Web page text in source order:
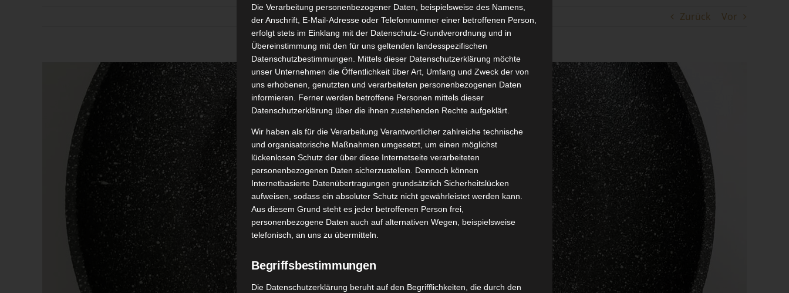
Zurück Vor
Die Verarbeitung personenbezogener Daten, beispielsweise des Namens,
der Anschrift, E-Mail-Adresse oder Telefonnummer einer betroffenen Person,
erfolgt stets im Einklang mit der Datenschutz-Grundverordnung und in
Übereinstimmung mit den für uns geltenden landesspezifischen
Datenschutzbestimmungen. Mittels dieser Datenschutzerklärung möchte
unser Unternehmen die Öffentlichkeit über Art, Umfang und Zweck der von
uns erhobenen, genutzten und verarbeiteten personenbezogenen Daten
informieren. Ferner werden betroffene Personen mittels dieser
Datenschutzerklärung über die ihnen zustehenden Rechte aufgeklärt.
Wir haben als für die Verarbeitung Verantwortlicher zahlreiche technische
und organisatorische Maßnahmen umgesetzt, um einen möglichst
lückenlosen Schutz der über diese Internetseite verarbeiteten
personenbezogenen Daten sicherzustellen. Dennoch können
Internetbasierte Datenübertragungen grundsätzlich Sicherheitslücken
aufweisen, sodass ein absoluter Schutz nicht gewährleistet werden kann.
Aus diesem Grund steht es jeder betroffenen Person frei,
personenbezogene Daten auch auf alternativen Wegen, beispielsweise
telefonisch, an uns zu übermitteln.
Begriffsbestimmungen
Die Datenschutzerklärung beruht auf den Begrifflichkeiten, die durch den